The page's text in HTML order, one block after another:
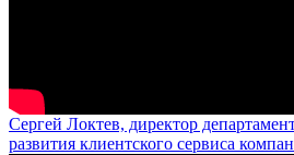
Сергей Локтев, директор
развития клиентского сервиса